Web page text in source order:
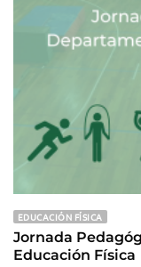
EDUCACIÓN FÍSICA
Jornada
Educación Física